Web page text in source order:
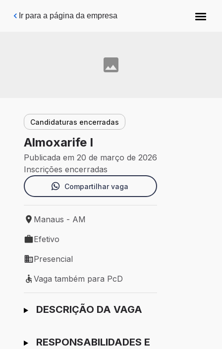
Pular para o conteúdo principal
Ir para a página da empresa
Candidaturas encerradas
Almoxarife I
Publicada em 20 de março de 2026
Inscrições encerradas
Compartilhar vaga
Local de trabalho: Manaus - AM
Manaus - AM
Tipo de vaga: Efetivo
Efetivo
Modelo de trabalho: Presencial
Presencial
Vaga também para PcD
Vaga também para PcD
Ir para candidatura
DESCRIÇÃO DA VAGA
RESPONSABILIDADES E